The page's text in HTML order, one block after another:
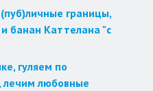
границы,
банан Каттелана "с
гуляем по
лечим любовные